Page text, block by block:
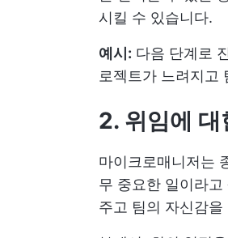
시킬 수 있습니다.
예시: 다음 단계로
로젝트가 느려지고
2. 위임에 대
마이크로매니저는
무 중요한 일이라
주고 팀의 자신감